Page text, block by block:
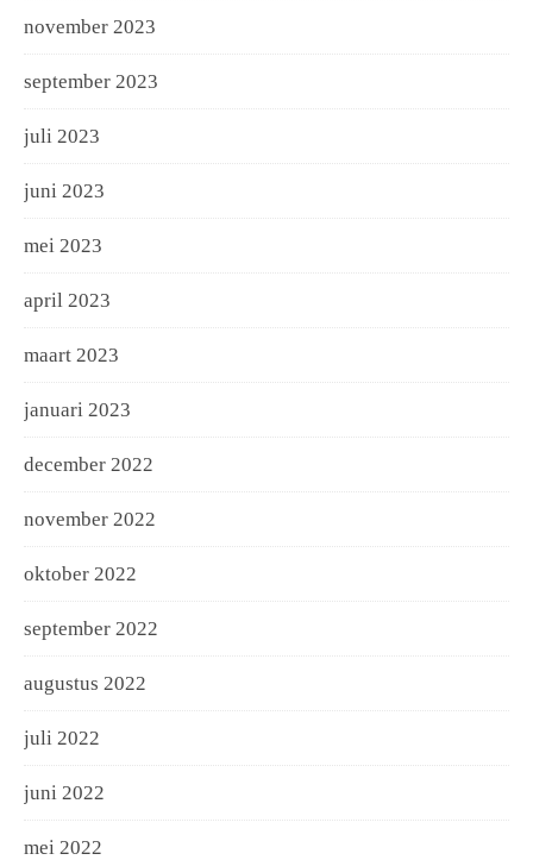
november 2023
september 2023
juli 2023
juni 2023
mei 2023
april 2023
maart 2023
januari 2023
december 2022
november 2022
oktober 2022
september 2022
augustus 2022
juli 2022
juni 2022
mei 2022